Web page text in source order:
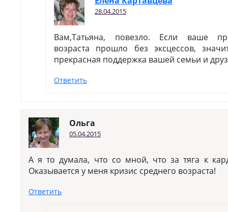
28.04.2015
Вам,Татьяна, повезло. Если ваше
возраста прошло без эксцессов,
прекрасная поддержка вашей семьи и
Ответить
Ольга
05.04.2015
А я то думала, что со мной, что за тяга к
Оказывается у меня кризис среднего возраста!
Ответить